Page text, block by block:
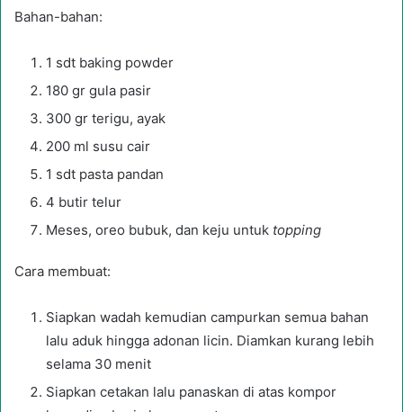
Bahan-bahan:
1 sdt baking powder
180 gr gula pasir
300 gr terigu, ayak
200 ml susu cair
1 sdt pasta pandan
4 butir telur
Meses, oreo bubuk, dan keju untuk topping
Cara membuat:
Siapkan wadah kemudian campurkan semua bahan
lalu aduk hingga adonan licin. Diamkan kurang lebih
selama 30 menit
Siapkan cetakan lalu panaskan di atas kompor